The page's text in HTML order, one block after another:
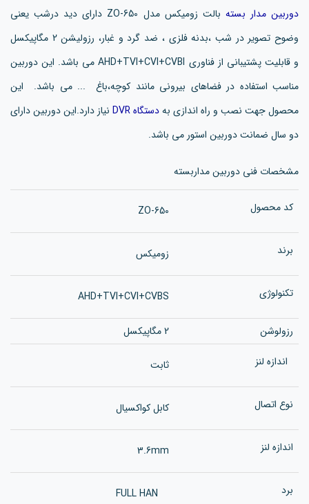
دوربین مدار بسته
بالت زومیکس مدل ZO-650 دارای دید درشب یعنی
وضوح تصویر در شب ،بدنه فلزی ، ضد گرد و غبار، رزولیشن 2 مگاپیکسل
و قابلیت پشتیبانی از فناوری AHD+TVI+CVI+CVBI می باشد. این دوربین
مناسب استفاده در فضاهای بیرونی مانند کوچه،باغ ... می باشد. این
محصول جهت نصب و راه اندازی بهدستگاه DVR
نیاز دارد.این دوربین دارای
دو سال ضمانت دوربین استور می باشد.
مشخصات فنی دوربین مداربسته
کد محصول ZO-650
برند زومیکس
تکنولوژی AHD+TVI+CVI+CVBS
رزولوشن
2 مگاپیکسل
اندازه لنز
ثابت
نوع اتصال کابل کواکسیال
اندازه لنز 3.6mm
برد